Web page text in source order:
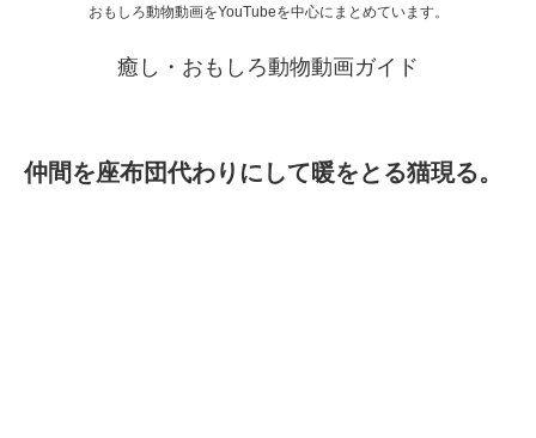
おもしろ動物動画をYouTubeを中心にまとめています。
癒し・おもしろ動物動画ガイド
仲間を座布団代わりにして暖をとる猫現る。